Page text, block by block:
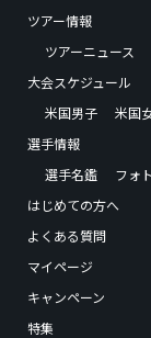
ツアー情報
ツアーニュース
大会スケジュール
米国男子
米国
選手情報
選手名鑑
フォ
はじめての方へ
よくある質問
マイページ
キャンペーン
特集